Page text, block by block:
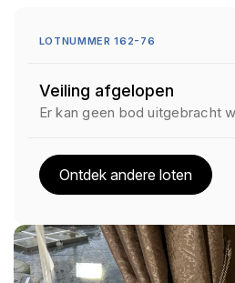
LOTNUMMER 162-76
Veiling afgelopen
Er kan geen bod uitgebracht
Ontdek andere loten